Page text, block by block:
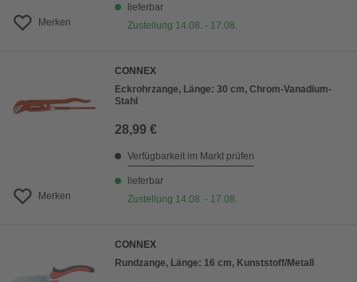
Merken
lieferbar
Zustellung 14.08. - 17.08.
Merken
CONNEX
Eckrohrzange, Länge: 30 cm, Chrom-Vanadium-
Stahl
28,99 €
Verfügbarkeit im Markt prüfen
lieferbar
Zustellung 14.08. - 17.08.
CONNEX
Rundzange, Länge: 16 cm, Kunststoff/Metall